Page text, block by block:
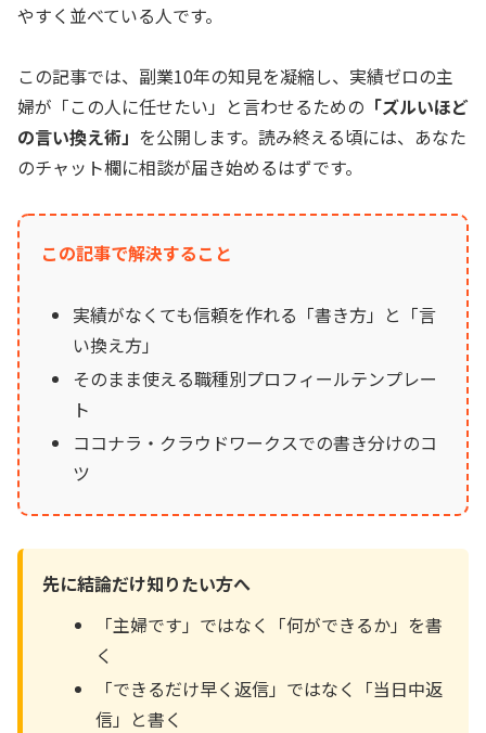
やすく並べている人です。
この記事では、副業10年の知見を凝縮し、実績ゼロの主
婦が「この人に任せたい」と言わせるための 「ズルいほど
の言い換え術」 を公開します。読み終える頃には、あなた
のチャット欄に相談が届き始めるはずです。
この記事で解決すること
実績がなくても信頼を作れる「書き方」と「言
い換え方」
そのまま使える職種別プロフィールテンプレー
ト
ココナラ・クラウドワークスでの書き分けのコ
ツ
先に結論だけ知りたい方へ
「主婦です」ではなく「何ができるか」を書
く
「できるだけ早く返信」ではなく「当日中返
信」と書く